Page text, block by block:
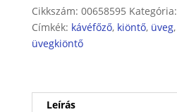
Cikkszám: 00658595 Kategória:
Címkék: kávéfőző, kiöntő, üveg,
üvegkiöntő
Leírás